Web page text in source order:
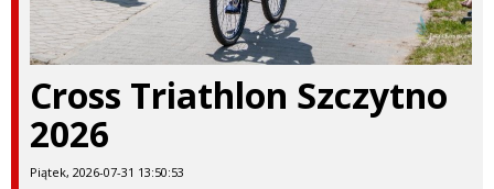
Cross Triathlon Szczytno
2026
Piątek, 2026-07-31 13:50:53